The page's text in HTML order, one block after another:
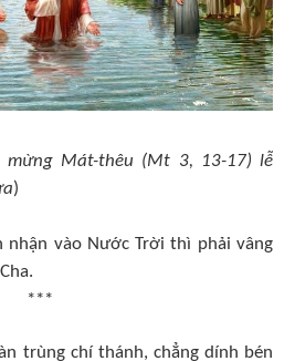
mừng Mát-thêu (Mt 3, 13-17) lễ
)
vào Nước Trời thì phải vâng
***
trùng chí thánh, chẳng dính bén